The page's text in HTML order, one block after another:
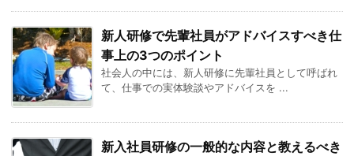
新人研修で先輩社員がアドバイスすべき仕
事上の3つのポイント
社会人の中には、新人研修に先輩社員として呼ばれ
て、仕事での実体験談やアドバイスを ...
新入社員研修の一般的な内容と教えるべき